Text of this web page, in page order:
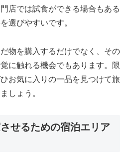
店では試食ができる場合もある
選びやすいです。
物を購入するだけでなく、その
に触れる機会でもあります。限
お気に入りの一品を見つけて旅
しょう。
せるための宿泊エリア